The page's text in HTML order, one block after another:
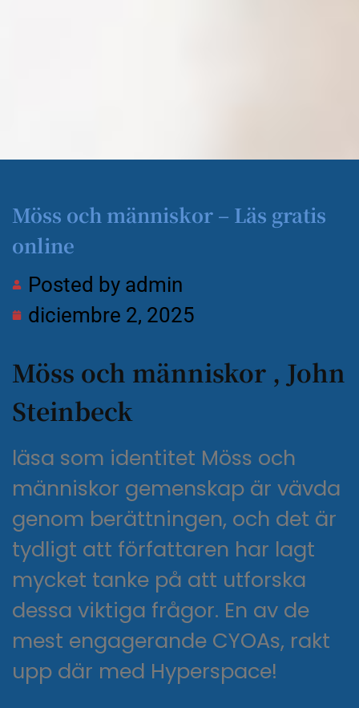
Möss och människor – Läs gratis
online
Posted by admin
diciembre 2, 2025
Möss och människor , John
Steinbeck
läsa som identitet Möss och
människor gemenskap är vävda
genom berättningen, och det är
tydligt att författaren har lagt
mycket tanke på att utforska
dessa viktiga frågor. En av de
mest engagerande CYOAs, rakt
upp där med Hyperspace!